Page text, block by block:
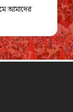
আমাদের